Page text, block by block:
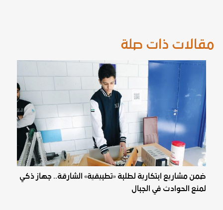
مقالات ذات صلة
ضمن مشاريع ابتكارية لطلبة «تطبيقية» الشارقة.. جهاز ذكي
لمنع الحوادث في الجبال